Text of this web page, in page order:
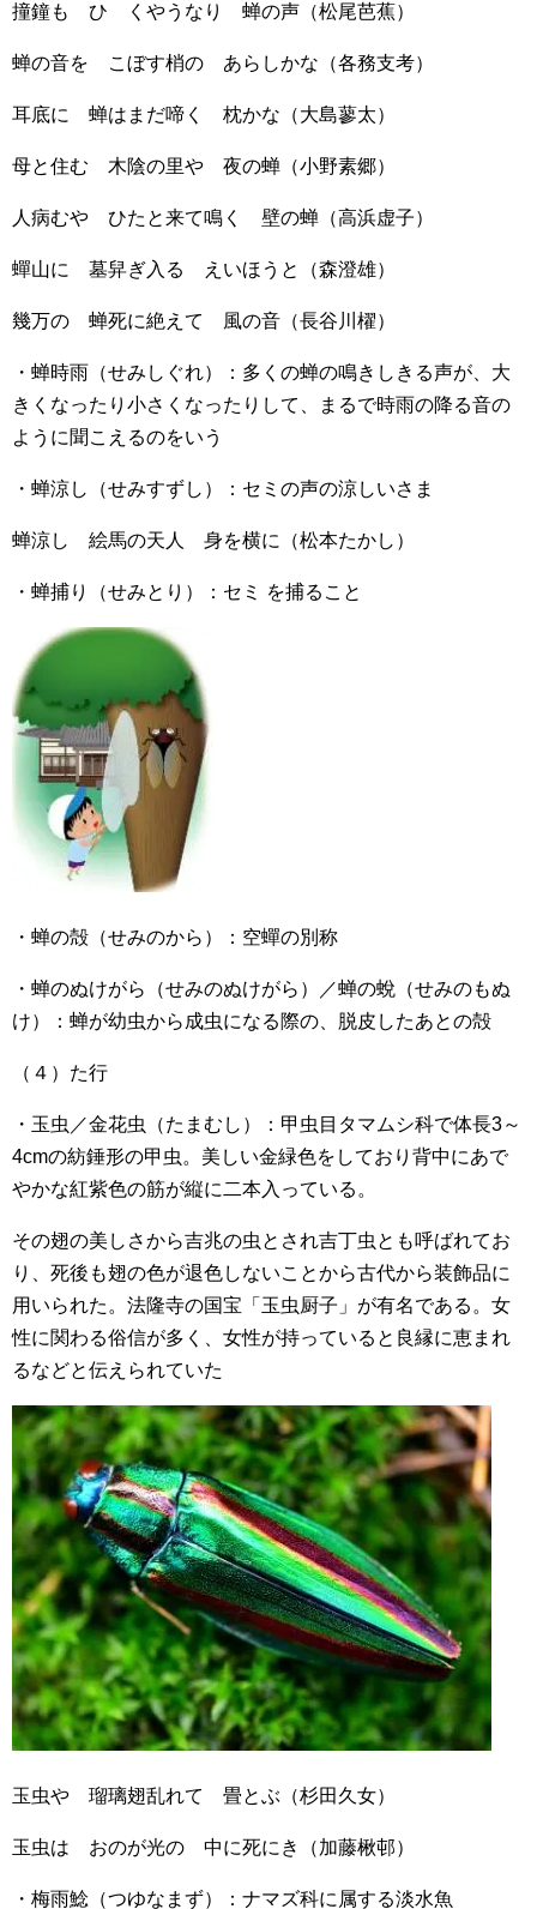
撞鐘も ひゞくやうなり 蝉の声（松尾芭蕉）
蝉の音を こぼす梢の あらしかな（各務支考）
耳底に 蝉はまだ啼く 枕かな（大島蓼太）
母と住む 木陰の里や 夜の蝉（小野素郷）
人病むや ひたと来て鳴く 壁の蝉（高浜虚子）
蟬山に 墓舁ぎ入る えいほうと（森澄雄）
幾万の 蝉死に絶えて 風の音（長谷川櫂）
・蝉時雨（せみしぐれ）：多くの蝉の鳴きしきる声が、大
きくなったり小さくなったりして、まるで時雨の降る音の
ように聞こえるのをいう
・蝉涼し（せみすずし）：セミの声の涼しいさま
蝉涼し 絵馬の天人 身を横に（松本たかし）
・蝉捕り（せみとり）：セミ を捕ること
・蝉の殻（せみのから）：空蟬の別称
・蝉のぬけがら（せみのぬけがら）／蝉の蛻（せみのもぬ
け）：蝉が幼虫から成虫になる際の、脱皮したあとの殻
（４）た行
・玉虫／金花虫（たまむし）：甲虫目タマムシ科で体長3～
4cmの紡錘形の甲虫。美しい金緑色をしており背中にあで
やかな紅紫色の筋が縦に二本入っている。
その翅の美しさから吉兆の虫とされ吉丁虫とも呼ばれてお
り、死後も翅の色が退色しないことから古代から装飾品に
用いられた。法隆寺の国宝「玉虫厨子」が有名である。女
性に関わる俗信が多く、女性が持っていると良縁に恵まれ
るなどと伝えられていた
玉虫や 瑠璃翅乱れて 畳とぶ（杉田久女）
玉虫は おのが光の 中に死にき（加藤楸邨）
・梅雨鯰（つゆなまず）：ナマズ科に属する淡水魚